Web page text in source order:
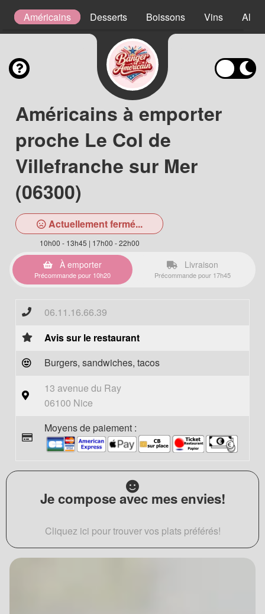
Américains Desserts Boissons Vins
Américains à emporter
proche Le Col de
Villefranche sur Mer
(06300)
Actuellement fermé...
10h00 - 13h45 | 17h00 - 22h00
À emporter
Précommande pour 10h20
Livraison
Précommande pour 17h45
06.11.16.66.39
Avis sur le restaurant
Burgers, sandwiches, tacos
13 avenue du Ray
06100 Nice
Moyens de paiement :
Je compose avec mes envies!
Cliquez ici pour trouver vos plats préférés!